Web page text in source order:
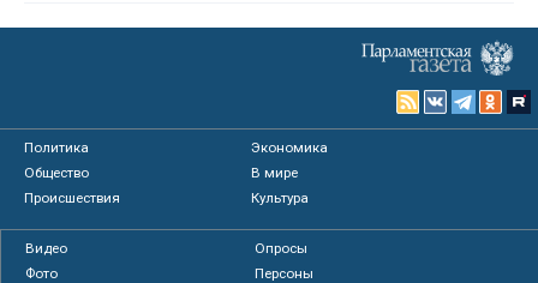
Политика
Экономика
Общество
В мире
Происшествия
Культура
Видео
Опросы
Фото
Персоны